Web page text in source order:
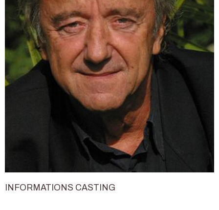
INFORMATIONS CASTING